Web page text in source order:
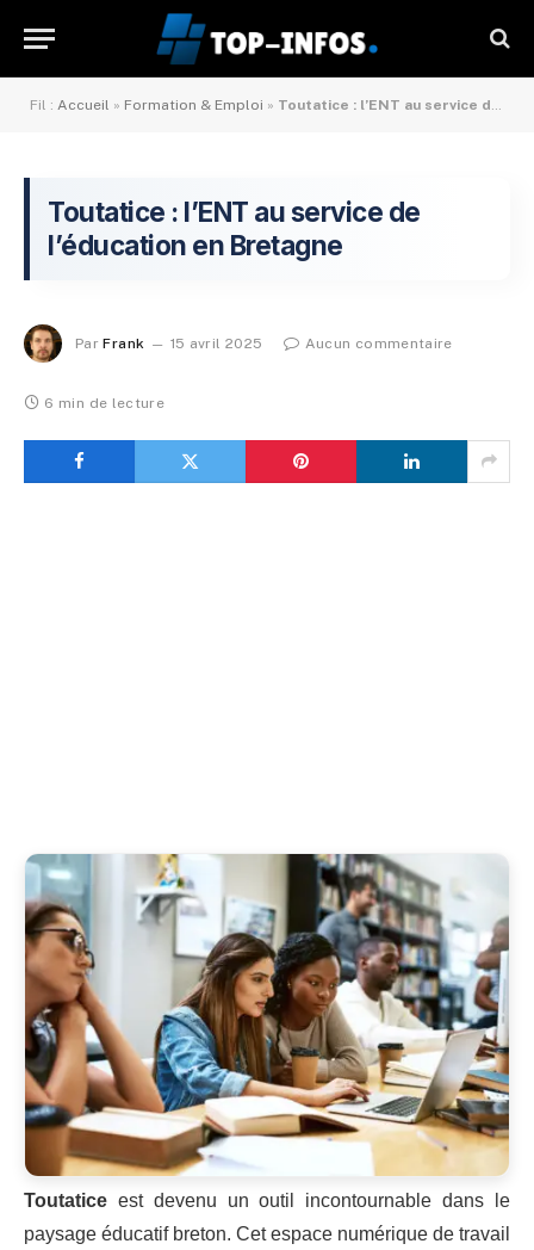
Fil : Accueil » Formation & Emploi » Toutatice : l’ENT au service de l’éducation en Bretagne
Toutatice : l’ENT au service de
l’éducation en Bretagne
Par Frank 15 avril 2025 Aucun commentaire
6 min de lecture
Toutatice est devenu un outil incontournable dans le
paysage éducatif breton. Cet espace numérique de travail